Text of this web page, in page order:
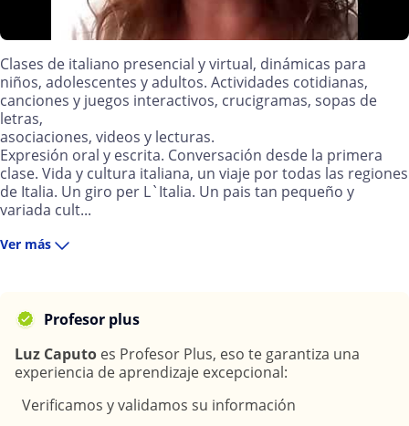
Clases de italiano presencial y virtual, dinámicas para
niños, adolescentes y adultos. Actividades cotidianas,
canciones y juegos interactivos, crucigramas, sopas de
letras,
asociaciones, videos y lecturas.
Expresión oral y escrita. Conversación desde la primera
clase. Vida y cultura italiana, un viaje por todas las regiones
de Italia. Un giro per L`Italia. Un pais tan pequeño y
variada cult...
Ver más
Profesor plus
Luz Caputo es Profesor Plus, eso te garantiza una
experiencia de aprendizaje excepcional:
Verificamos y validamos su información